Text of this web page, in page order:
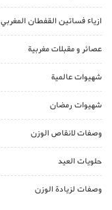
ازياء فساتين القفطان المغربي
عصائر و مقبلات مغربية
شهيوات عالمية
شهيوات رمضان
وصفات لانقاص الوزن
حلويات العيد
وصفات لزيادة الوزن